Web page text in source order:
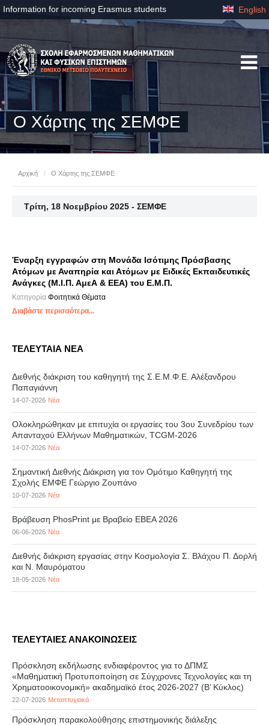
Information for incoming Erasmus students English
Ο Χάρτης της ΣΕΜΦΕ
Αρχική / Ο Χάρτης της ΣΕΜΦΕ
Τρίτη, 18 Νοεμβρίου 2025 - ΣΕΜΦΕ
Έναρξη εγγραφών στη Μονάδα Ισότιμης Πρόσβασης
Ατόμων με Αναπηρία και Ατόμων με Ειδικές Εκπαιδευτικές
Ανάγκες (Μ.Ι.Π. ΑμεΑ & ΕΕΑ) του Ε.Μ.Π.
Κατηγορία Φοιτητικά Θέματα
Διαβάστε περισσότερα...
ΤΕΛΕΥΤΑΙΑ ΝΕΑ
Διεθνής διάκριση του καθηγητή της Σ.Ε.Μ.Φ.Ε. Αλέξανδρου
Παπαγιάννη
14-07-2026 Νέα
Ολοκληρώθηκαν με επιτυχία οι εργασίες του 3ου Συνεδρίου των
Απανταχού Ελλήνων Μαθηματικών, TCGM-2026
14-07-2026 Νέα
Σημαντική Διεθνής Διάκριση για τον Ομότιμο Καθηγητή της
Σχολής ΕΜΦΕ Γεώργιο Ζουπάνο
10-07-2026 Νέα
Βράβευση PhosPrint με Βραβείο ΕΒΕΑ 2026
06-06-2026 Νέα
Διεθνής διάκριση εργασίας στην Κοσμολογία Σ. Βλάχου Π. Δορλή
και Ν. Μαυρόματου
18-05-2026 Νέα
ΤΕΛΕΥΤΑΙΕΣ ΑΝΑΚΟΙΝΩΣΕΙΣ
Πρόσκληση εκδήλωσης ενδιαφέροντος για το ΔΠΜΣ
«Μαθηματική Προτυποποίηση σε Σύγχρονες Τεχνολογίες και τη
Χρηματοοικονομική» ακαδημαϊκό έτος 2026-2027 (B’ Kύκλος)
22-07-2026 Μεταπτυχιακά
Πρόσκληση παρακολούθησης επιστημονικής διάλεξης